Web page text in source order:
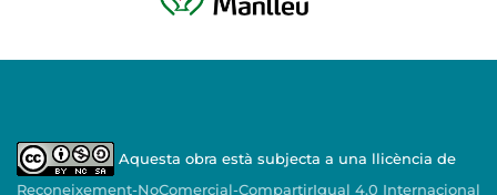
Aquesta obra està subjecta a una llicència de
Reconeixement-NoComercial-CompartirIgual 4.0 Internacional